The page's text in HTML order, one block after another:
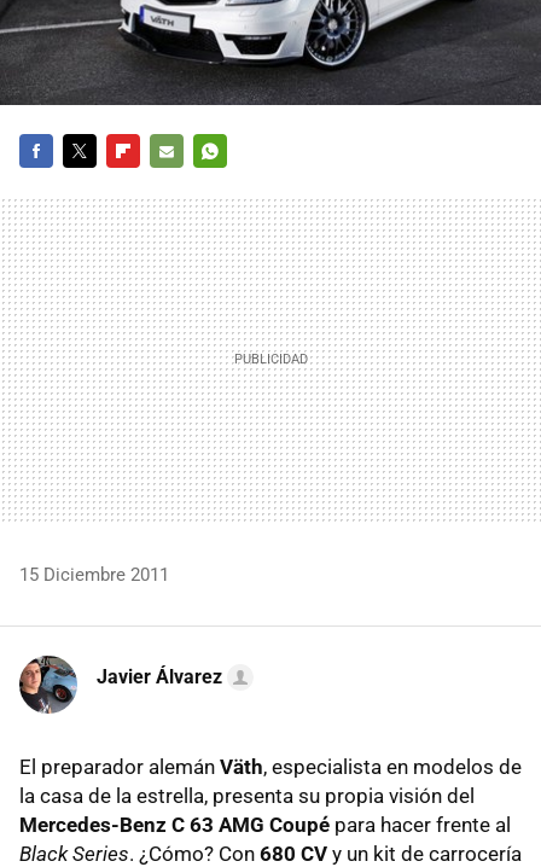
MAIL
15 Diciembre 2011
Javier Álvarez
El preparador alemán Väth, especialista en modelos de
la casa de la estrella, presenta su propia visión del
Mercedes-Benz C 63 AMG Coupé para hacer frente al
Black Series. ¿Cómo? Con 680 CV y un kit de carrocería